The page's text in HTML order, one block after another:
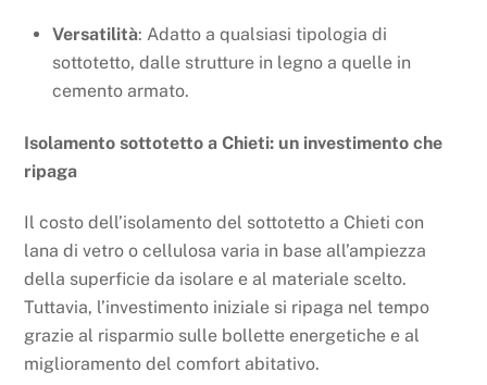
Versatilità: Adatto a qualsiasi tipologia di
sottotetto, dalle strutture in legno a quelle in
cemento armato.
Isolamento sottotetto a Chieti: un investimento che
ripaga
Il costo dell’isolamento del sottotetto a Chieti con
lana di vetro o cellulosa varia in base all’ampiezza
della superficie da isolare e al materiale scelto.
Tuttavia, l’investimento iniziale si ripaga nel tempo
grazie al risparmio sulle bollette energetiche e al
miglioramento del comfort abitativo.